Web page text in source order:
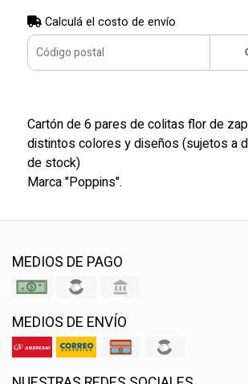
Calculá el costo de envío
Cartón de 6 pares de colitas flor de
distintos colores y diseños (sujetos a
de stock)
Marca "Poppins".
MEDIOS DE PAGO
MEDIOS DE ENVÍO